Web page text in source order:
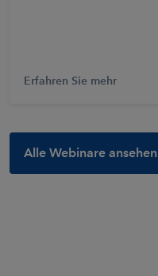
Alle Webinare ansehen
Erfahren Sie mehr